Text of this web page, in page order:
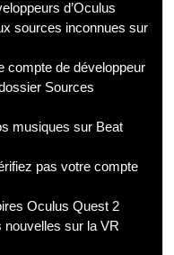
d’Oculus
sources inconnues sur
compte de développeur
Sources
musiques sur Beat
pas votre compte
Oculus Quest 2
sur la VR